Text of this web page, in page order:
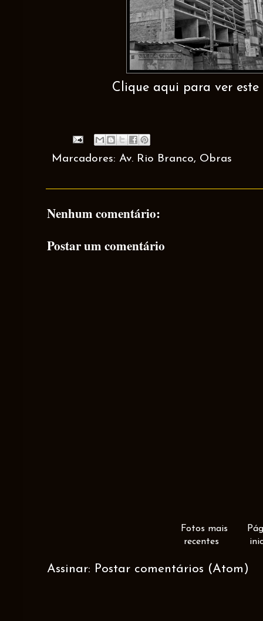
Clique aqui para ver
Marcadores: Av. Rio Branco, Obras
Nenhum comentário:
Postar um comentário
Fotos mais
recentes
Assinar: Postar comentários (Atom)